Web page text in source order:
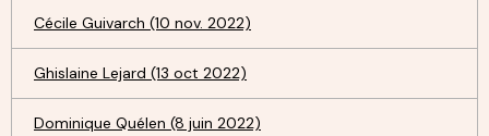
Cécile Guivarch (10 nov. 2022)
Ghislaine Lejard (13 oct 2022)
Dominique Quélen (8 juin 2022)